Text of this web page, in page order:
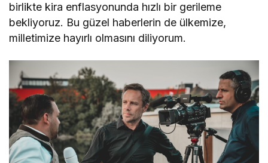
birlikte kira enflasyonunda hızlı bir gerileme
bekliyoruz. Bu güzel haberlerin de ülkemize,
milletimize hayırlı olmasını diliyorum.